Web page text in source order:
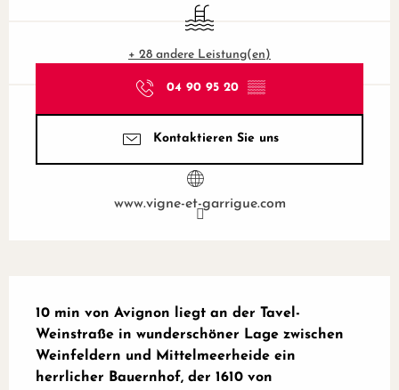
Schwimmbad
+ 28 andere Leistung(en)
04 90 95 20 ▒▒
Kontaktieren Sie uns
www.vigne-et-garrigue.com
10 min von Avignon liegt an der Tavel-
Weinstraße in wunderschöner Lage zwischen
Weinfeldern und Mittelmeerheide ein
herrlicher Bauernhof, der 1610 von